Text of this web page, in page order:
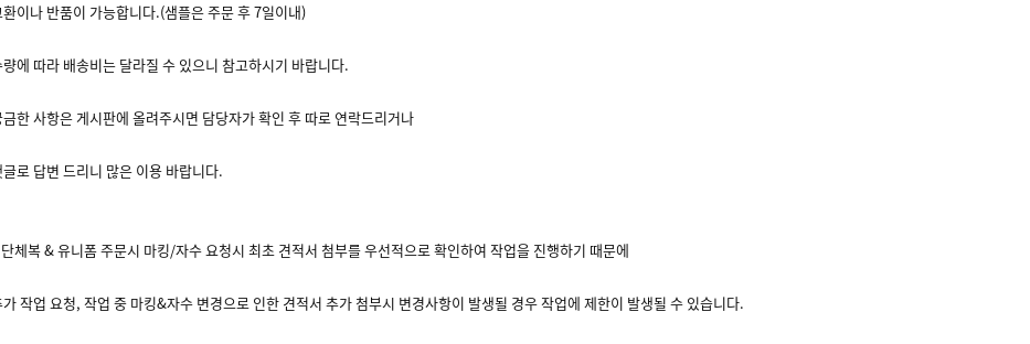
이나 반품이 가능합니다.(샘플은 주문 후 7일이내)
에 따라 배송비는 달라질 수 있으니 참고하시기 바랍니다.
한 사항은 게시판에 올려주시면 담당자가 확인 후 따로 연락드리거나
글로 답변 드리니 많은 이용 바랍니다.
체복 & 유니폼 주문시 마킹/자수 요청시 최초 견적서 첨부를 우선적으로 확인하여 작업을 진행하기 때문에
작업 요청, 작업 중 마킹&자수 변경으로 인한 견적서 추가 첨부시 변경사항이 발생될 경우 작업에 제한이 발생될 수 있습니다.